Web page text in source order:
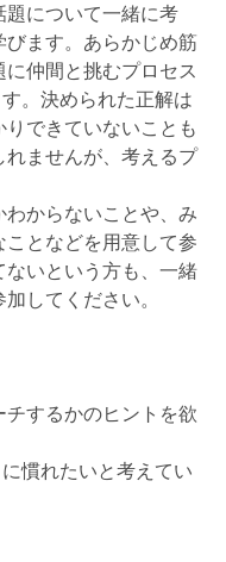
について一緒に考
びます。あらかじめ筋
仲間と挑むプロセス
。決められた正解は
できていないことも
ませんが、考えるプ
からないことや、み
となどを用意して参
いという方も、一緒
してください。
するかのヒントを欲
慣れたいと考えてい